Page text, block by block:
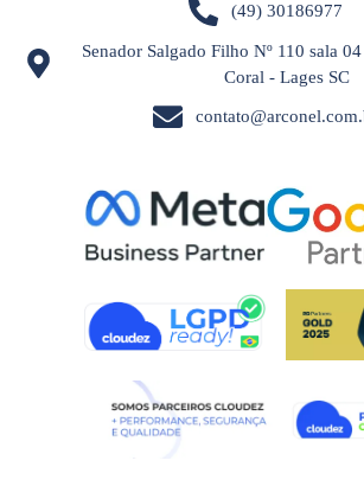
(49) 30186977
Senador Salgado Filho Nº 110 sala
Coral - Lages SC